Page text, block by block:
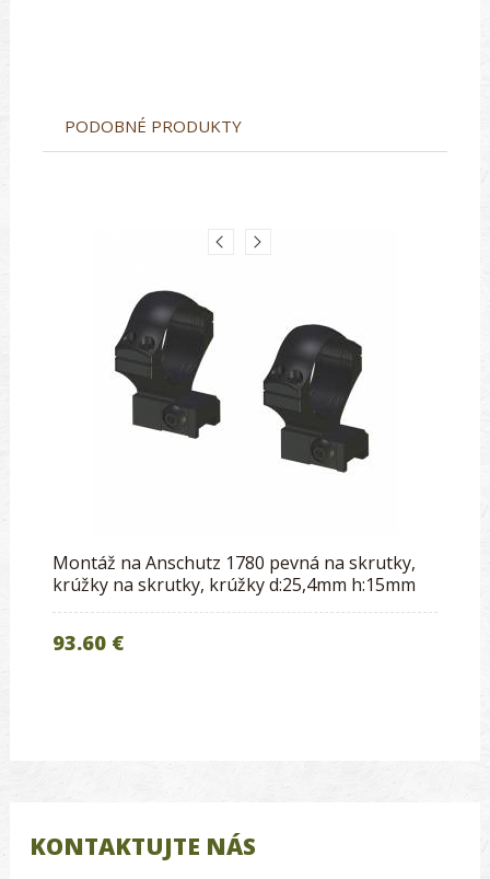
PODOBNÉ PRODUKTY
Montáž na Anschutz 1780 pevná na skrutky,
krúžky na skrutky, krúžky d:25,4mm h:15mm
93.60 €
KONTAKTUJTE NÁS